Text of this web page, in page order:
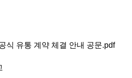
식 유통 계약 체결 안내 공문.pdf